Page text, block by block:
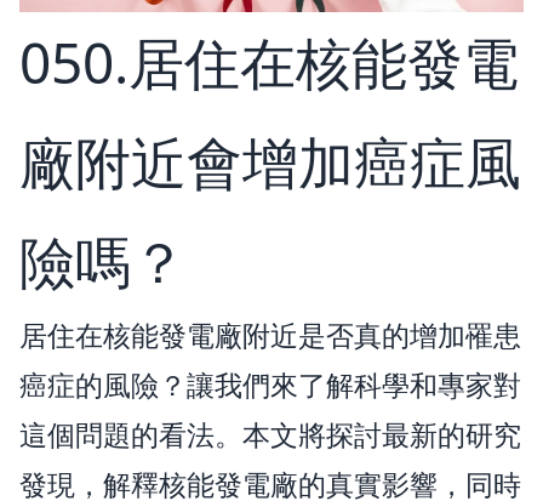
050.居住在核能發電
廠附近會增加癌症風
險嗎？
居住在核能發電廠附近是否真的增加罹患
癌症的風險？讓我們來了解科學和專家對
這個問題的看法。本文將探討最新的研究
發現，解釋核能發電廠的真實影響，同時